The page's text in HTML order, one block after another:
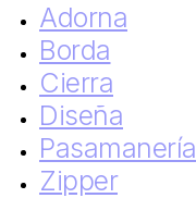
Adorna
Borda
Cierra
Diseña
Pasamanería
Zipper